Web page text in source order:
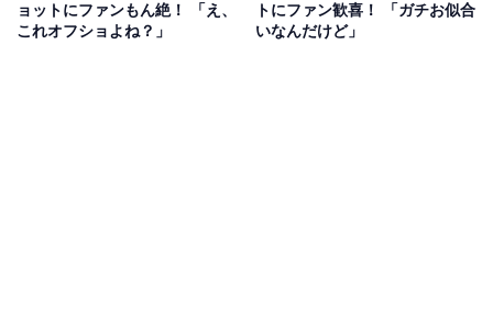
ョットにファンもん絶！ 「え、
これオフショよね？」
トにファン歓喜！ 「ガチお似合
いなんだけど」